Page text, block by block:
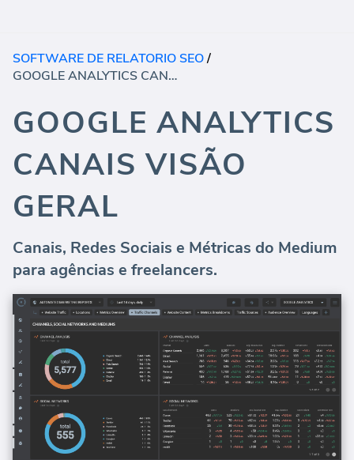
SOFTWARE DE RELATORIO SEO/
GOOGLE ANALYTICS CANAIS VISÃO GERAL
GOOGLE ANALYTICS
CANAIS VISÃO
GERAL
Canais, Redes Sociais e Métricas do Medium
para agências e freelancers.